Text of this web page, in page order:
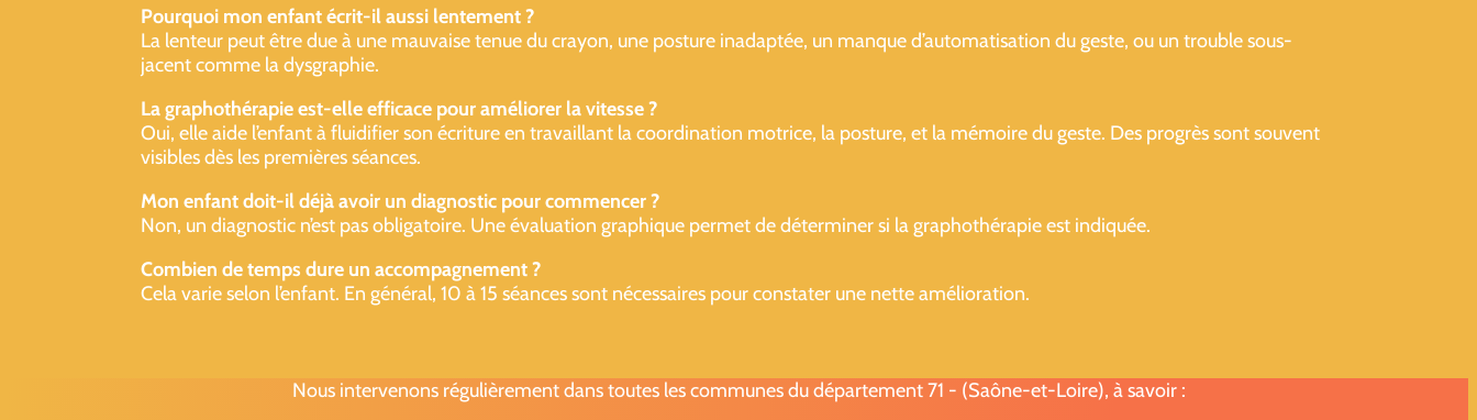
Pourquoi mon enfant écrit-il aussi lentement ?
La lenteur peut être due à une mauvaise tenue du crayon, une posture inadaptée, un manque d’automatisation du geste, ou un trouble sous-
jacent comme la dysgraphie.
La graphothérapie est-elle efficace pour améliorer la vitesse ?
Oui, elle aide l’enfant à fluidifier son écriture en travaillant la coordination motrice, la posture, et la mémoire du geste. Des progrès sont souvent
visibles dès les premières séances.
Mon enfant doit-il déjà avoir un diagnostic pour commencer ?
Non, un diagnostic n’est pas obligatoire. Une évaluation graphique permet de déterminer si la graphothérapie est indiquée.
Combien de temps dure un accompagnement ?
Cela varie selon l’enfant. En général, 10 à 15 séances sont nécessaires pour constater une nette amélioration.
Nous intervenons régulièrement dans toutes les communes du département 71 - (Saône-et-Loire), à savoir :